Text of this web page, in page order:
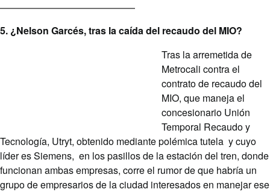
5. ¿Nelson Garcés, tras la caída del recaudo del MIO?
Tras la arremetida de
Metrocali contra el
contrato de recaudo del
MIO, que maneja el
concesionario Unión
Temporal Recaudo y
Tecnología, Utryt, obtenido mediante polémica tutela y cuyo
líder es Siemens, en los pasillos de la estación del tren, donde
funcionan ambas empresas, corre el rumor de que habría un
grupo de empresarios de la ciudad interesados en manejar ese